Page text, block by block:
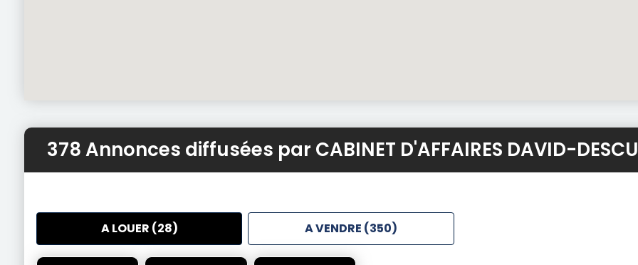
378 Annonces diffusées par CABINET D'AFFAIRES DAVID-
A LOUER (28) A VENDRE (350)